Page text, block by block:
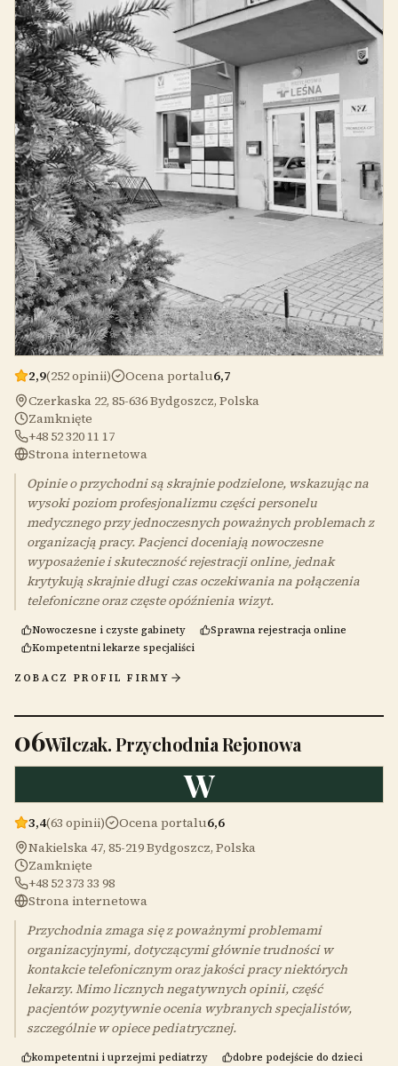
2,9(252 opinii) Ocena portalu6,7
Czerkaska 22, 85-636 Bydgoszcz, Polska
Zamknięte
+48 52 320 11 17
Strona internetowa
Opinie o przychodni są skrajnie podzielone, wskazując na
wysoki poziom profesjonalizmu części personelu
medycznego przy jednoczesnych poważnych problemach z
organizacją pracy. Pacjenci doceniają nowoczesne
wyposażenie i skuteczność rejestracji online, jednak
krytykują skrajnie długi czas oczekiwania na połączenia
telefoniczne oraz częste opóźnienia wizyt.
Nowoczesne i czyste gabinety
Sprawna rejestracja online
Kompetentni lekarze specjaliści
ZOBACZ PROFIL FIRMY
06Wilczak. Przychodnia Rejonowa
W
3,4(63 opinii) Ocena portalu6,6
Nakielska 47, 85-219 Bydgoszcz, Polska
Zamknięte
+48 52 373 33 98
Strona internetowa
Przychodnia zmaga się z poważnymi problemami
organizacyjnymi, dotyczącymi głównie trudności w
kontakcie telefonicznym oraz jakości pracy niektórych
lekarzy. Mimo licznych negatywnych opinii, część
pacjentów pozytywnie ocenia wybranych specjalistów,
szczególnie w opiece pediatrycznej.
kompetentni i uprzejmi pediatrzy
dobre podejście do dzieci